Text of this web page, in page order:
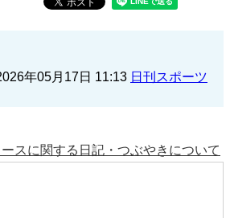
年05月17日 11:13 日刊スポーツ
スに関する日記・つぶやきについて